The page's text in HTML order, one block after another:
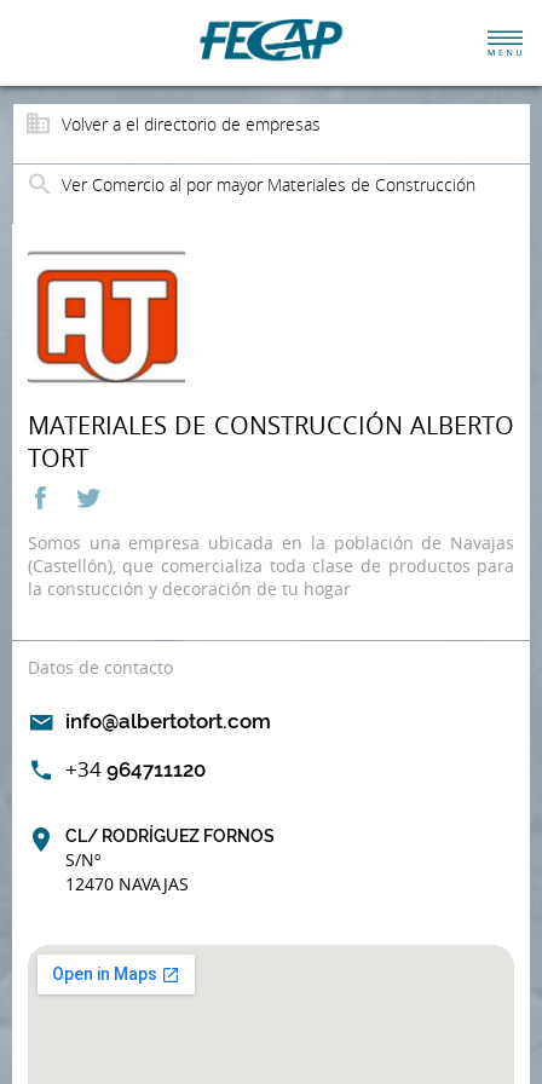
Volver a el directorio de empresas
Ver Comercio al por mayor Materiales de Construcción
MATERIALES DE CONSTRUCCIÓN ALBERTO
TORT
Somos una empresa ubicada en la población de Navajas
(Castellón), que comercializa toda clase de productos para
la constucción y decoración de tu hogar
Datos de contacto
info@albertotort.com
+34 964711120
CL/ RODRÍGUEZ FORNOS
S/Nº
12470 NAVAJAS